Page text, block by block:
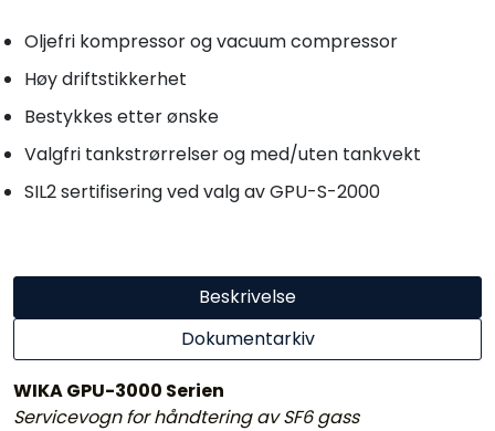
Oljefri kompressor og vacuum compressor
Høy driftstikkerhet
Bestykkes etter ønske
Valgfri tankstrørrelser og med/uten tankvekt
SIL2 sertifisering ved valg av GPU-S-2000
Beskrivelse
Dokumentarkiv
WIKA GPU-3000 Serien
Servicevogn for håndtering av SF6 gass